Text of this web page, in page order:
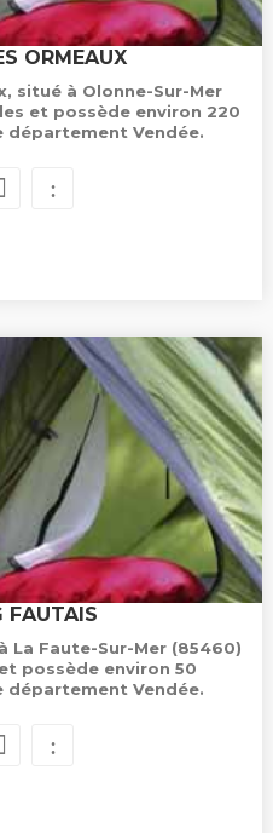
ORMEAUX
situé à Olonne-Sur-Mer
et possède environ 220
département Vendée.
FAUTAIS
La Faute-Sur-Mer (85460)
possède environ 50
département Vendée.